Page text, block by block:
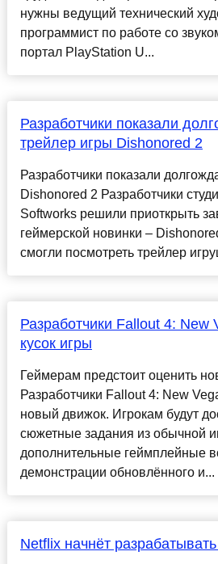
нужны ведущий технический
программист по работе со
портал PlayStation U...
Разработчики показали
трейлер игры Dishonored 2
Разработчики показали
Dishonored 2 Разработчики
Softworks решили приоткрыть
геймерской новинки –
смогли посмотреть трейлер
Разработчики Fallout 4: New
кусок игры
Геймерам предстоит оценить
Разработчики Fallout 4: New
новый движок. Игрокам будут
сюжетные задания из обычной
дополнительные геймплейные
демонстрации обновлённого и...
Netflix начнёт